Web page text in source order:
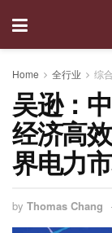
Home 全行业 综
吴逊：
经济高
界电力
by Thomas Chang